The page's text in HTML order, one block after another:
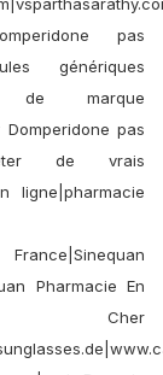
pas
génériques
de marque
pas
de vrais
ligne|pharmacie
Pharmacie En